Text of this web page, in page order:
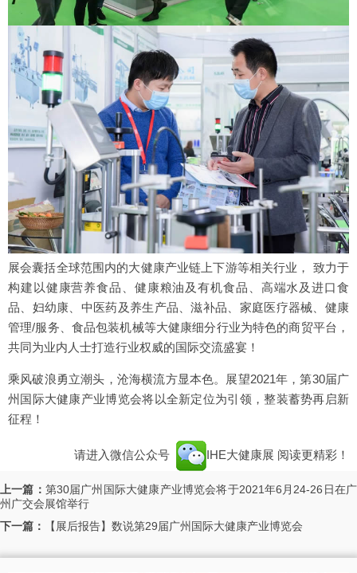
展会囊括全球范围内的大健康产业链上下游等相关行业， 致力于
构建以健康营养食品、健康粮油及有机食品、高端水及进口食
品、妇幼康、中医药及养生产品、滋补品、家庭医疗器械、健康
管理/服务、食品包装机械等大健康细分行业为特色的商贸平台，
共同为业内人士打造行业权威的国际交流盛宴！
乘风破浪勇立潮头，沧海横流方显本色。展望2021年，第30届广
州国际大健康产业博览会将以全新定位为引领，整装蓄势再启新
征程！
请进入微信公众号 IHE大健康展 阅读更精彩！
上一篇： 第30届广州国际大健康产业博览会将于2021年6月24-26日在广
州广交会展馆举行
下一篇：
【展后报告】数说第29届广州国际大健康产业博览会